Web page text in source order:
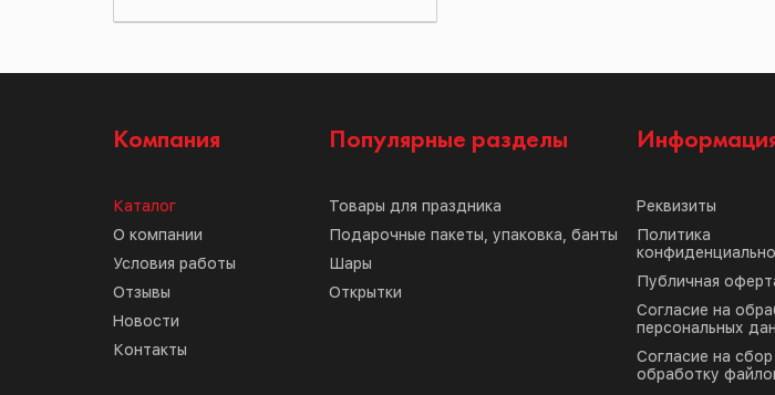
Компания
Каталог
О компании
Условия работы
Отзывы
Новости
Контакты
Популярные разделы
Товары для праздника
Подарочные пакеты, упаковка, банты
Шары
Открытки
Реквизиты
Политика
Публичная
Согласие на
персональных
Согласие на сбор
обработку